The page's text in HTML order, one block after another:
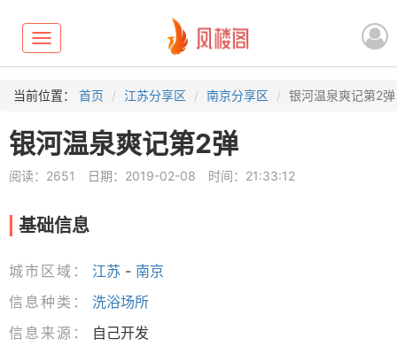
Toggle
navigation
当前位置： 首页 江苏分享区 南京分享区 银河温泉爽记第2弹
银河温泉爽记第2弹
阅读：2651 日期：2019-02-08 时间：21:33:12
基础信息
城市区域： 江苏 - 南京
信息种类：
洗浴场所
信息来源：
自己开发